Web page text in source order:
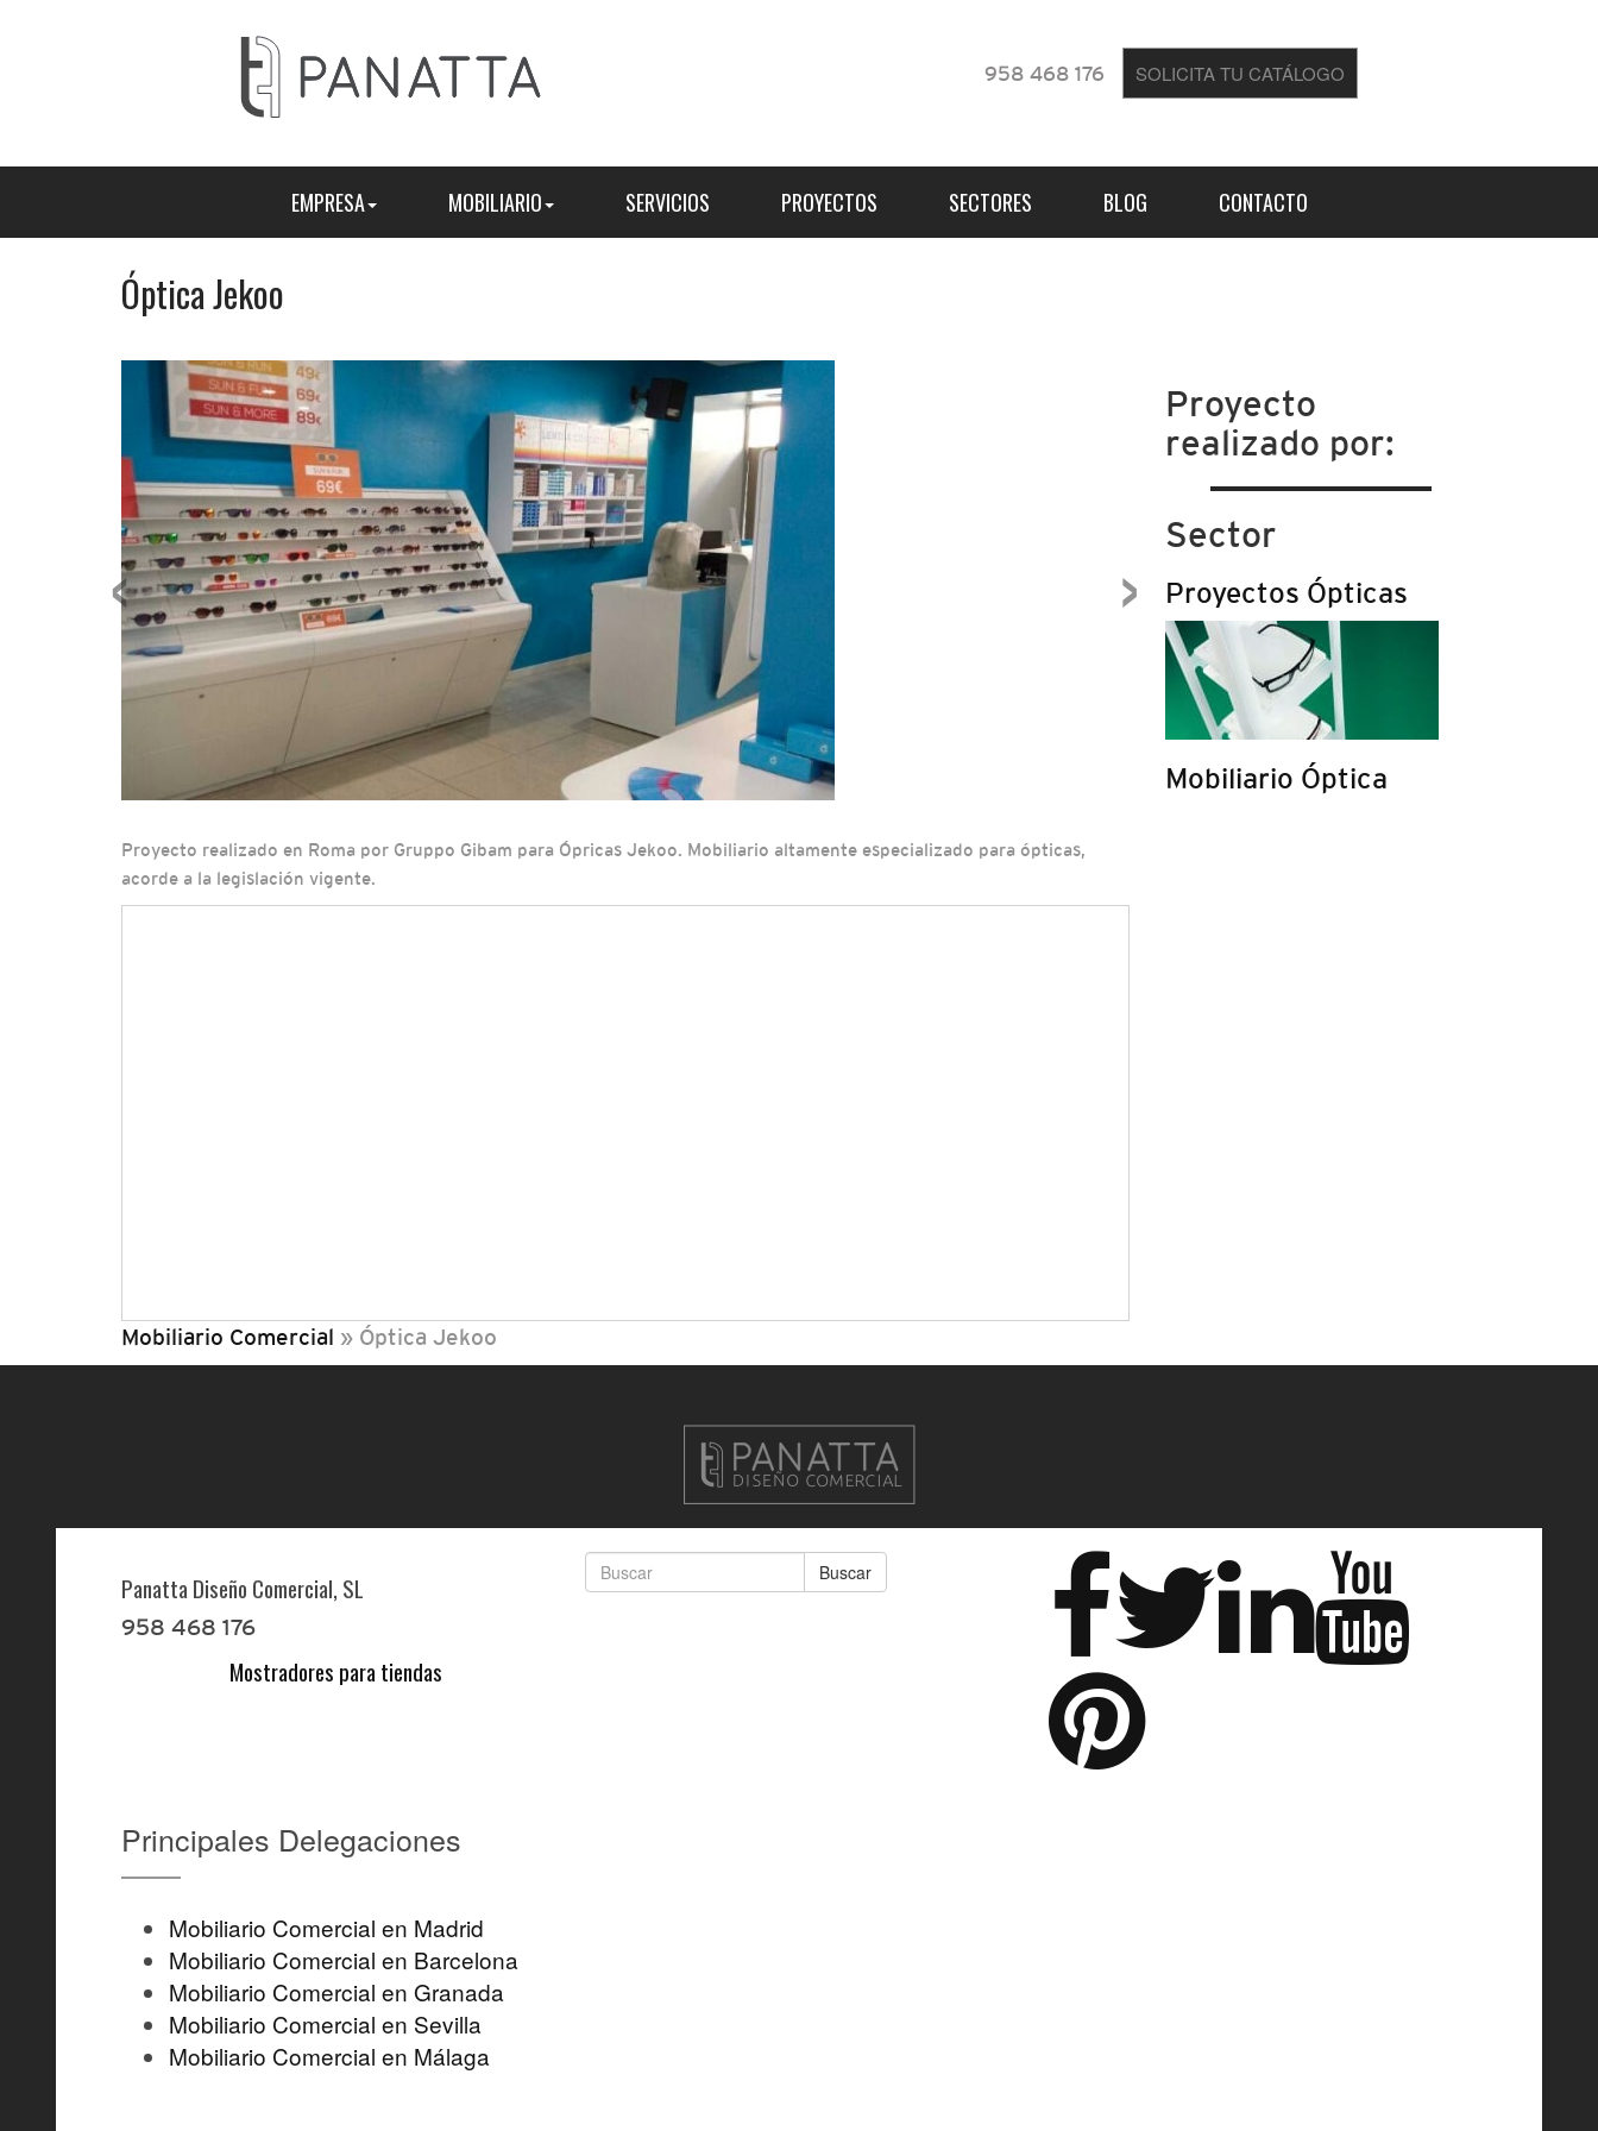
958 468 176 SOLICITA TU CATÁLOGO
EMPRESA MOBILIARIO SERVICIOS PROYECTOS SECTORES BLOG CONTACTO
Óptica Jekoo
‹ ›
Proyecto realizado en Roma por Gruppo Gibam para Ópricas Jekoo. Mobiliario altamente especializado para ópticas,
acorde a la legislación vigente.
Proyecto
realizado por:
Sector
Proyectos Ópticas
Mobiliario Óptica
Mobiliario Comercial » Óptica Jekoo
Panatta Diseño Comercial, SL
958 468 176
Mostradores para tiendas
Buscar
Principales Delegaciones
Mobiliario Comercial en Madrid
Mobiliario Comercial en Barcelona
Mobiliario Comercial en Granada
Mobiliario Comercial en Sevilla
Mobiliario Comercial en Málaga